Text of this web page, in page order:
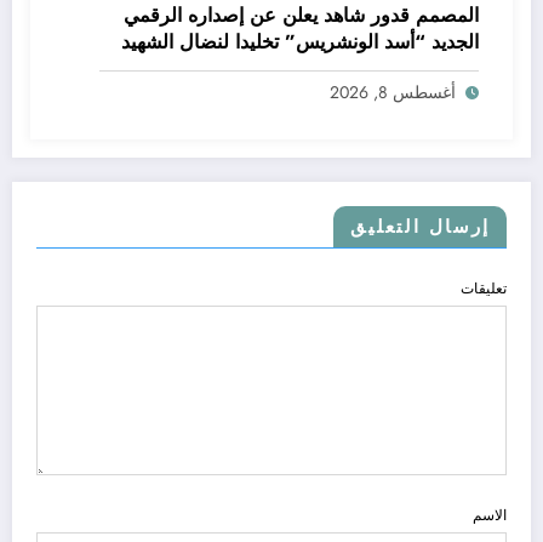
المصمم قدور شاهد يعلن عن إصداره الرقمي
الجديد “أسد الونشريس” تخليدا لنضال الشهيد
الجيلالي بونعامة
أغسطس 8, 2026
إرسال التعليق
تعليقات
الاسم